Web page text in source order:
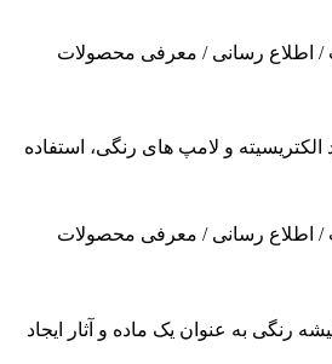
/ اطلاع رسانی / معرفی محصولات
و لامپ های رنگی، استفاده
/ اطلاع رسانی / معرفی محصولات
رنگی به عنوان یک ماده و آثار ایجاد